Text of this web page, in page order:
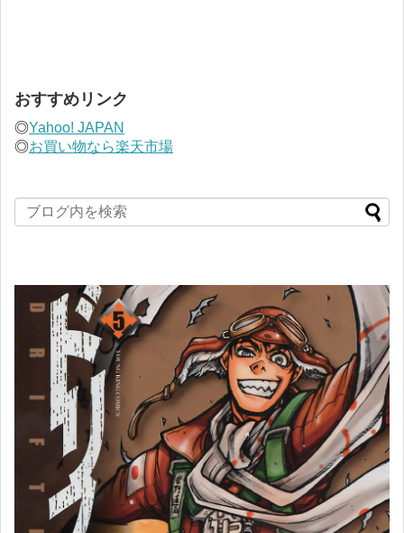
おすすめリンク
◎Yahoo! JAPAN
◎お買い物なら楽天市場